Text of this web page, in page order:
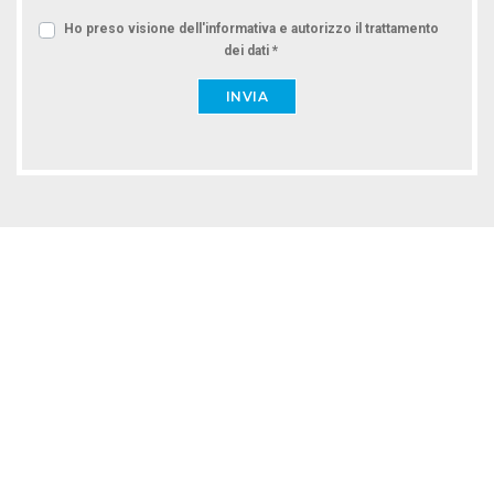
Ho preso visione dell'informativa e autorizzo il trattamento
dei dati *